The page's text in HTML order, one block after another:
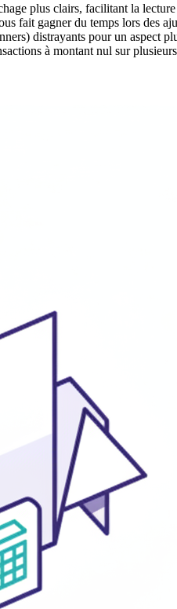
plus clairs, facilitant la
fait gagner du temps lors des
distrayants pour un aspect
à montant nul sur